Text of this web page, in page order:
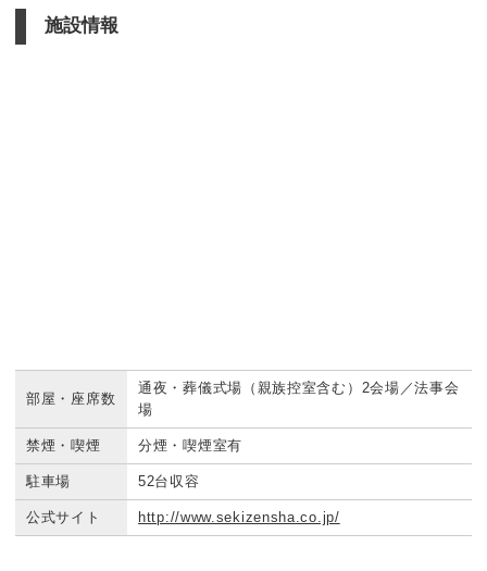
施設情報
部屋・座席数
通夜・葬儀式場（親族控室含む）2会場／法事会
場
禁煙・喫煙 分煙・喫煙室有
駐車場 52台収容
公式サイト http://www.sekizensha.co.jp/